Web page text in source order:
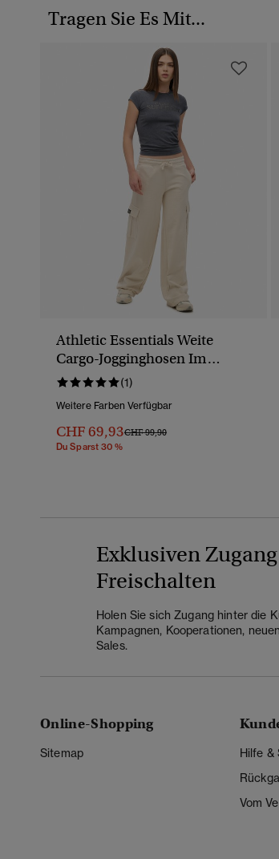
Tragen Sie Es Mit...
Athletic Essentials Weite
Cargo-Jogginghosen Im
Vintage-Look
(1)
Weitere Farben Verfügbar
CHF 69,93Preis Wurde Reduziert Von
CHF 99,90Bis
Du Sparst 30 %
Exklusiven Zugang
Freischalten
Holen Sie sich Zugang hinter die
Kampagnen, Kooperationen,
Sales.
Online-Shopping
Sitemap
Hilfe &
Vom